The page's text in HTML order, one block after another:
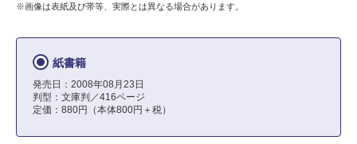
※画像は表紙及び帯等、実際とは異なる場合があります。
紙書籍
発売日：2008年08月23日
判型：文庫判／416ページ
定価：880円（本体800円＋税）